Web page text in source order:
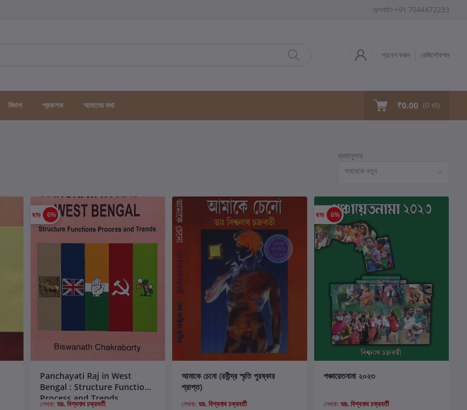
হেল্পলাইন +91 7044472233
প্রবেশ করুন রেজিস্ট্রেশান
বিভাগ প্রকাশক আমাদের কথা ₹0.00 (0 বই)
ক্রমানুসার
সবথেকে নতুন
ছাড় 6%
কার্টে যোগ করুন
Panchayati Raj in West
Bengal : Structure Functions
Process and Trends
লেখক: ডাঃ. বিশ্বনাথ চক্রবর্তী
কার্টে যোগ করুন
আমাকে চেনো (রবীন্দ্র স্মৃতি পুরষ্কার
প্রাপ্ত)
লেখক:ডাঃ. বিশ্বনাথ চক্রবর্তী
ছাড় 6%
কার্টে যোগ করুন
পঞ্চায়েতনামা ২০২৩
লেখক: ডাঃ. বিশ্বনাথ চক্রবর্তী